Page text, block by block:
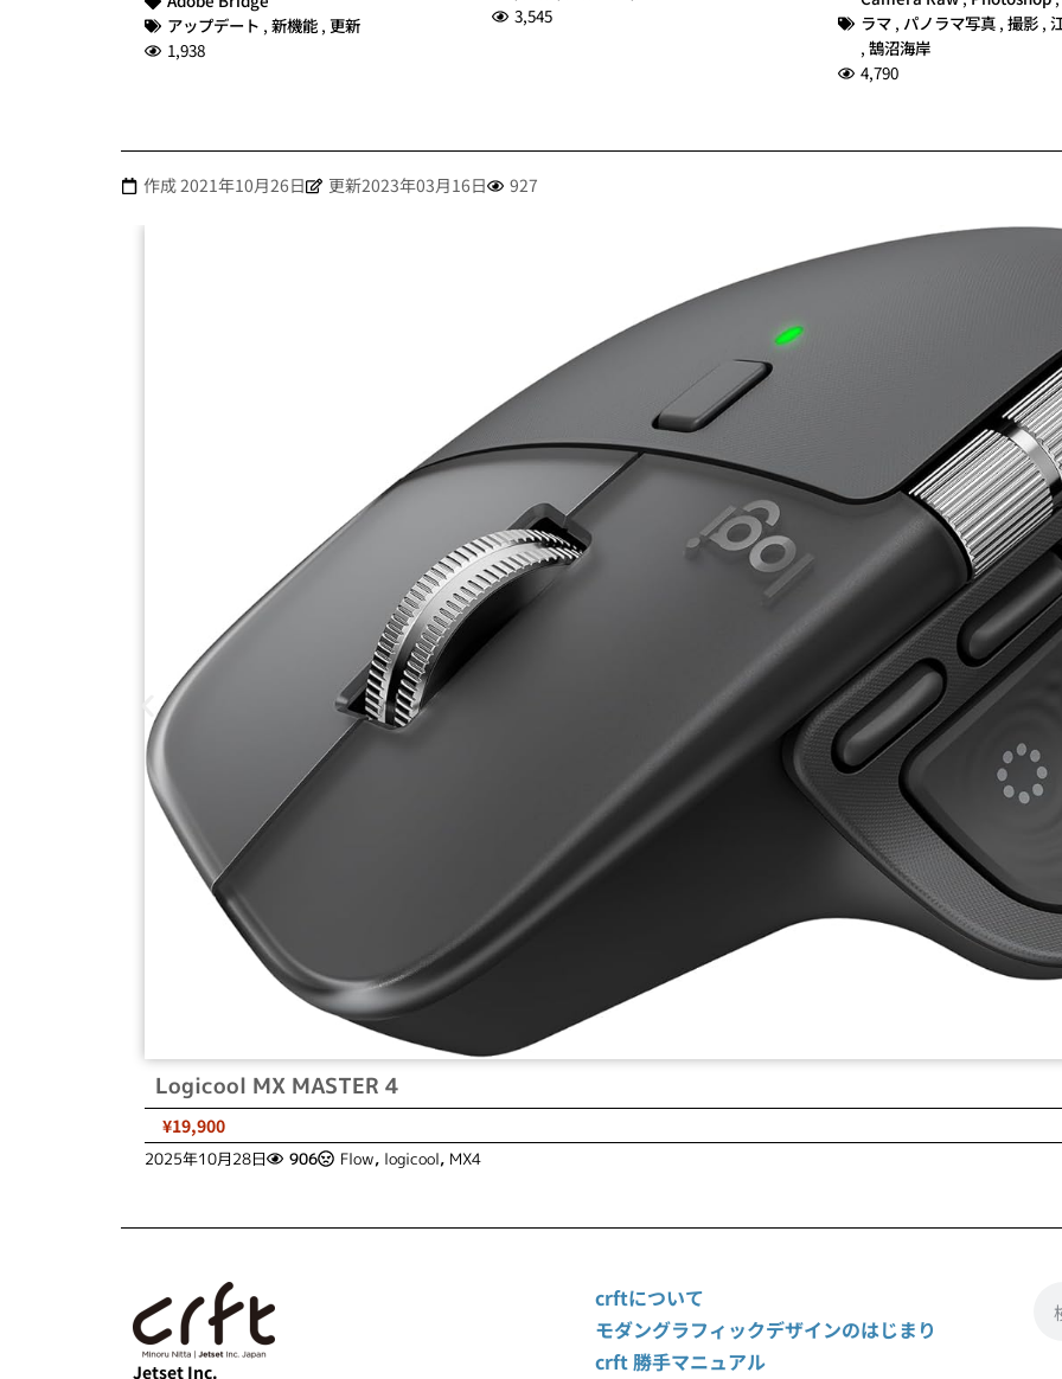
アップデート , 新機能 , 更新
1,938
3,545
ラマ , パノラマ写真 , 撮影 ,
, 鵠沼海岸
4,790
作成2021年10月26日 更新2023年03月16日 927
Logicool MX MASTER 4
¥19,900
2025年10月28日 906 Flow, logicool, MX4
Jetset Inc.
crftについて
モダングラフィックデザインのはじまり
crft 勝手マニュアル